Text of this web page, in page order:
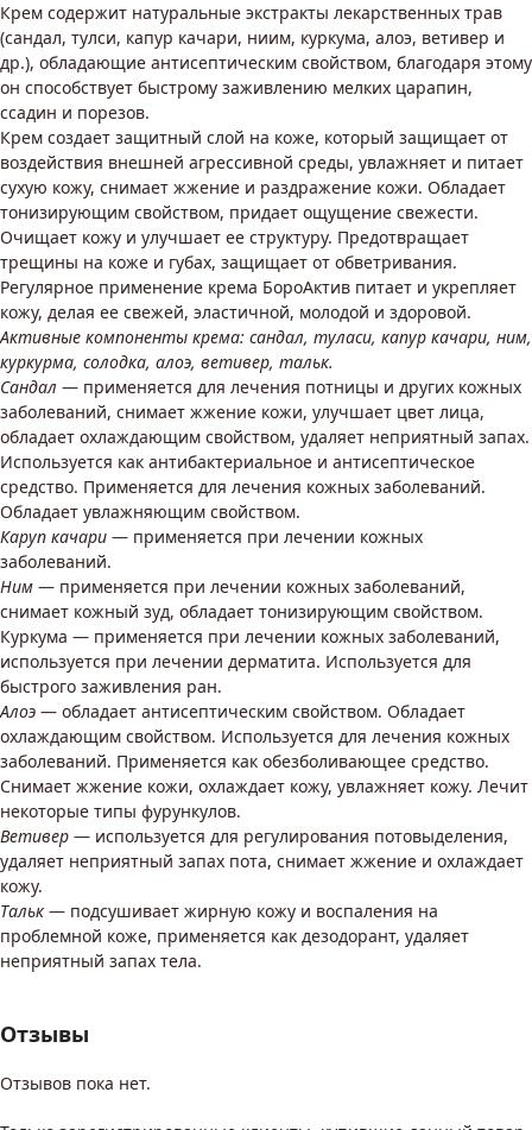
Крем содержит натуральные экстракты лекарственных трав
(сандал, тулси, капур качари, ниим, куркума, алоэ, ветивер и
др.), обладающие антисептическим свойством, благодаря этому
он способствует быстрому заживлению мелких царапин,
ссадин и порезов.
Крем создает защитный слой на коже, который защищает от
воздействия внешней агрессивной среды, увлажняет и питает
сухую кожу, снимает жжение и раздражение кожи. Обладает
тонизирующим свойством, придает ощущение свежести.
Очищает кожу и улучшает ее структуру. Предотвращает
трещины на коже и губах, защищает от обветривания.
Регулярное применение крема БороАктив питает и укрепляет
кожу, делая ее свежей, эластичной, молодой и здоровой.
Активные компоненты крема: сандал, туласи, капур качари, ним,
куркурма, солодка, алоэ, ветивер, тальк.
Сандал — применяется для лечения потницы и других кожных
заболеваний, снимает жжение кожи, улучшает цвет лица,
обладает охлаждающим свойством, удаляет неприятный запах.
Используется как антибактериальное и антисептическое
средство. Применяется для лечения кожных заболеваний.
Обладает увлажняющим свойством.
Каруп качари — применяется при лечении кожных
заболеваний.
Ним — применяется при лечении кожных заболеваний,
снимает кожный зуд, обладает тонизирующим свойством.
Куркума — применяется при лечении кожных заболеваний,
используется при лечении дерматита. Используется для
быстрого заживления ран.
Алоэ — обладает антисептическим свойством. Обладает
охлаждающим свойством. Используется для лечения кожных
заболеваний. Применяется как обезболивающее средство.
Снимает жжение кожи, охлаждает кожу, увлажняет кожу. Лечит
некоторые типы фурункулов.
Ветивер — используется для регулирования потовыделения,
удаляет неприятный запах пота, снимает жжение и охлаждает
кожу.
Тальк— подсушивает жирную кожу и воспаления на
проблемной коже, применяется как дезодорант, удаляет
неприятный запах тела.
Отзывы
Отзывов пока нет.